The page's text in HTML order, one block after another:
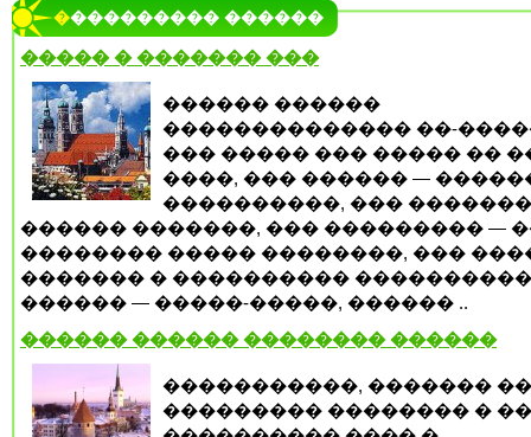
���������� ������
����� � ������� ���
������ ������
�������������� ��-
��� ����� ��� ����� ��
����, ��� ������ —
����������, ���
������ �������, ��� ��������� —
�������� ����� ��������, ���
������� � ����������
������ — �����-�����, ������ ..
������ ������ �������� ������
�����������, �������
��������� �������� �